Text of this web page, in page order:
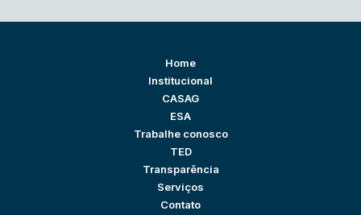
Home
Institucional
CASAG
ESA
Trabalhe conosco
TED
Transparência
Serviços
Contato